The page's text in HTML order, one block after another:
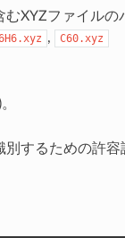
XYZファイルの
,
C60.xyz
)。
別するための許